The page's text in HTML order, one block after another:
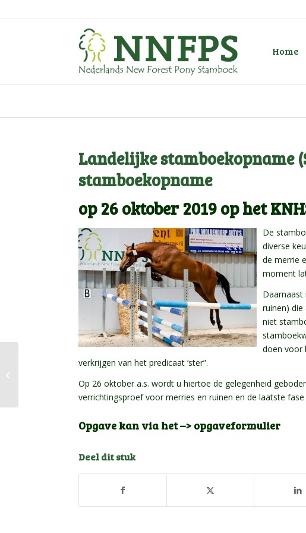
Home
Landelijke stamboekopname
stamboekopname
op 26 oktober 2019 op het
De
diverse
de merrie
moment
Daarnaast
ruinen)
niet
doen voor
verkrijgen van het predicaat ‘ster”.
Op 26 oktober a.s. wordt u hiertoe de gelegenheid
verrichtingsproef voor merries en ruinen en de laatste
Opgave kan via het –> opgaveformulier
Deel dit stuk
Sânbuorster Morris in